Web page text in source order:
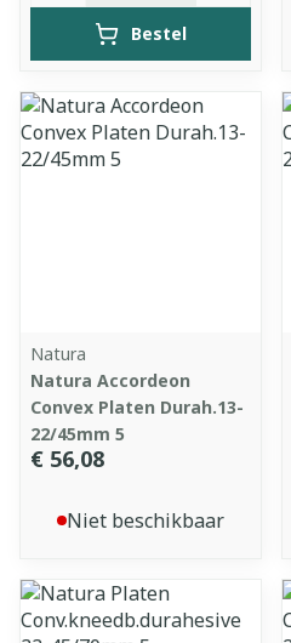
Bestel
Natura
Natura Accordeon
Convex Platen Durah.13-
22/45mm 5
€ 56,08
Niet beschikbaar